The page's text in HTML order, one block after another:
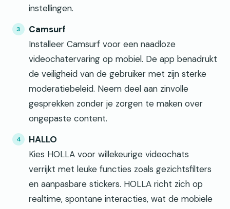
instellingen.
Camsurf
Installeer Camsurf voor een naadloze
videochatervaring op mobiel. De app benadrukt
de veiligheid van de gebruiker met zijn sterke
moderatiebeleid. Neem deel aan zinvolle
gesprekken zonder je zorgen te maken over
ongepaste content.
HALLO
Kies HOLLA voor willekeurige videochats
verrijkt met leuke functies zoals gezichtsfilters
en aanpasbare stickers. HOLLA richt zich op
realtime, spontane interacties, wat de mobiele